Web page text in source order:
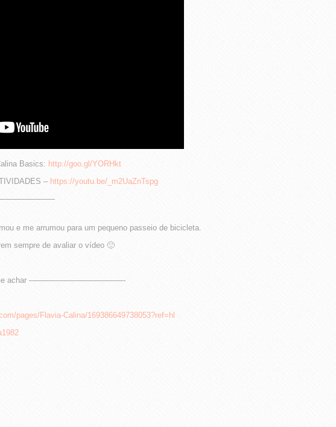
Basics: http://goo.gl/YORHkt
– https://youtu.be/_m2UaZnTspg
e me arrumou para um pequeno passeio de bicicleta.
sempre de avaliar o vídeo 🙂
achar ————————————-
pages/Flavia-Calina/169386649738053?ref=hl